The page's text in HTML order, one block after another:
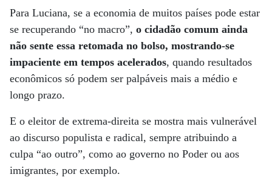
Para Luciana, se a economia de muitos países pode estar
se recuperando “no macro”, o cidadão comum ainda
não sente essa retomada no bolso, mostrando-se
impaciente em tempos acelerados, quando resultados
econômicos só podem ser palpáveis mais a médio e
longo prazo.
E o eleitor de extrema-direita se mostra mais vulnerável
ao discurso populista e radical, sempre atribuindo a
culpa “ao outro”, como ao governo no Poder ou aos
imigrantes, por exemplo.